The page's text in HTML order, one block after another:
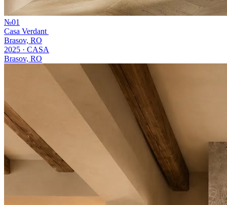
№01
Casa Verdant
Brasov, RO
2025 · CASA
Brasov, RO